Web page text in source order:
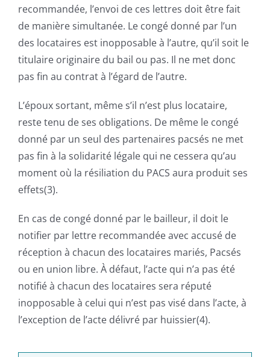
recommandée, l’envoi de ces lettres doit être fait
de manière simultanée. Le congé donné par l’un
des locataires est inopposable à l’autre, qu’il soit le
titulaire originaire du bail ou pas. Il ne met donc
pas fin au contrat à l’égard de l’autre.
L’époux sortant, même s’il n’est plus locataire,
reste tenu de ses obligations. De même le congé
donné par un seul des partenaires pacsés ne met
pas fin à la solidarité légale qui ne cessera qu’au
moment où la résiliation du PACS aura produit ses
effets(3).
En cas de congé donné par le bailleur, il doit le
notifier par lettre recommandée avec accusé de
réception à chacun des locataires mariés, Pacsés
ou en union libre. À défaut, l’acte qui n’a pas été
notifié à chacun des locataires sera réputé
inopposable à celui qui n’est pas visé dans l’acte, à
l’exception de l’acte délivré par huissier(4).